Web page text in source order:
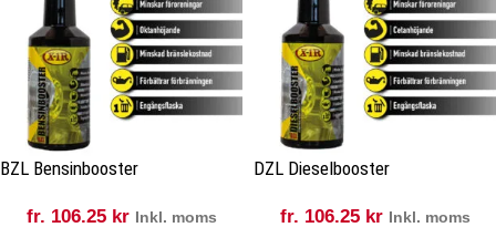
BZL Bensinbooster
fr. 106.25 kr Inkl. moms
DZL Dieselbooster
fr. 106.25 kr Inkl. moms